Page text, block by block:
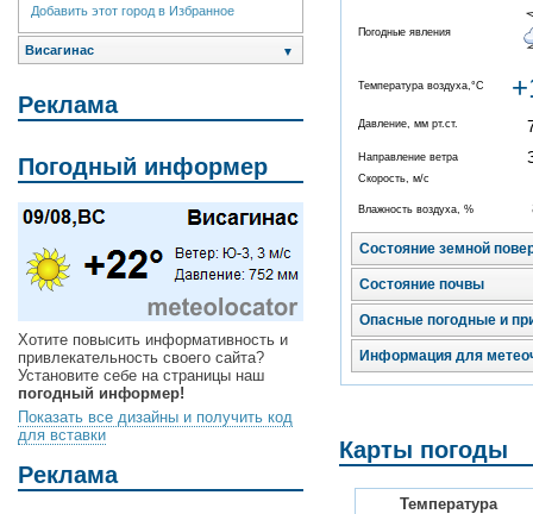
Добавить этот город в Избранное
Висагинас ▼
Реклама
Погодный информер
Хотите повысить информативность и
привлекательность своего сайта?
Установите себе на страницы наш
погодный информер!
Показать все дизайны и получить код
для вставки
Реклама
Погодные явления
Температура воздуха,°C
Давление, мм рт.ст.
Направление ветра
Скорость, м/с
Влажность воздуха, %
Состояние земной
Состояние почвы
Опасные погодные и
Информация для
Карты погоды
Температура